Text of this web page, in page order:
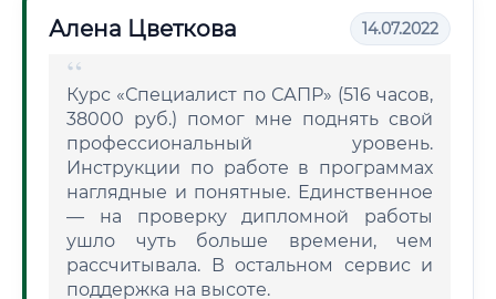
Алена Цветкова 14.07.2022
Курс «Специалист по САПР» (516 часов,
38000 руб.) помог мне поднять свой
профессиональный уровень.
Инструкции по работе в программах
наглядные и понятные. Единственное
— на проверку дипломной работы
ушло чуть больше времени, чем
рассчитывала. В остальном сервис и
поддержка на высоте.